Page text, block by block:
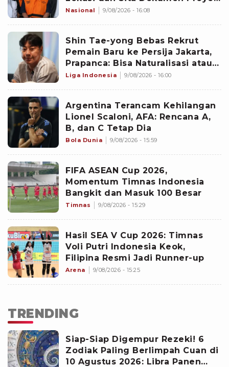
PUPR hingga CCTV Hotel
Nasional 9/08/2026 - 16:08
‎Shin Tae-yong Bebas Rekrut
Pemain Baru ke Persija Jakarta,
Prapanca: Bisa Naturalisasi atau
Asing
Liga Indonesia 9/08/2026 - 16:00
Argentina Terancam Kehilangan
Lionel Scaloni, AFA: Rencana A,
B, dan C Tetap Dia
Bola Dunia 9/08/2026 - 15:59
FIFA ASEAN Cup 2026,
Momentum Timnas Indonesia
Bangkit dan Masuk 100 Besar
Timnas 9/08/2026 - 15:29
Hasil SEA V Cup 2026: Timnas
Voli Putri Indonesia Keok,
Filipina Resmi Jadi Runner-up
Arena 9/08/2026 - 15:25
TRENDING
Siap-Siap Digempur Rezeki! 6
Zodiak Paling Berlimpah Cuan di
10 Agustus 2026: Libra Panen